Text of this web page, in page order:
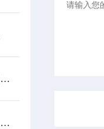
牛奶里的大肠杆菌要用什么仪器检测-大肠杆菌检测仪
病害肉组胺检测仪操作方法【可现场检测】病害肉组胺检测仪